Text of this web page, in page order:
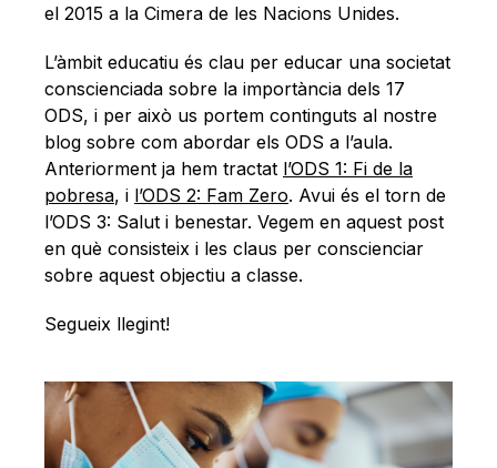
Contacte
Català
el 2015 a la Cimera de les Nacions Unides.
L’àmbit educatiu és clau per educar una societat
conscienciada sobre la importància dels 17
ODS, i per això us portem continguts al nostre
blog sobre com abordar els ODS a l’aula.
Anteriorment ja hem tractat l’ODS 1: Fi de la
pobresa, i l’ODS 2: Fam Zero. Avui és el torn de
l’ODS 3: Salut i benestar. Vegem en aquest post
en què consisteix i les claus per conscienciar
sobre aquest objectiu a classe.
Segueix llegint!